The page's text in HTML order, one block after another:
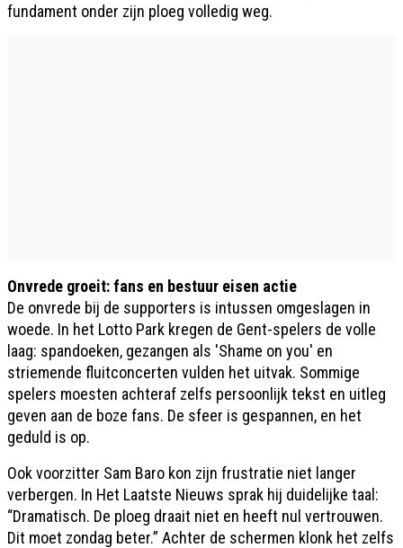
fundament onder zijn ploeg volledig weg.
Onvrede groeit: fans en bestuur eisen actie
De onvrede bij de supporters is intussen omgeslagen in
woede. In het Lotto Park kregen de Gent-spelers de volle
laag: spandoeken, gezangen als 'Shame on you' en
striemende fluitconcerten vulden het uitvak. Sommige
spelers moesten achteraf zelfs persoonlijk tekst en uitleg
geven aan de boze fans. De sfeer is gespannen, en het
geduld is op.
Ook voorzitter Sam Baro kon zijn frustratie niet langer
verbergen. In Het Laatste Nieuws sprak hij duidelijke taal:
“Dramatisch. De ploeg draait niet en heeft nul vertrouwen.
Dit moet zondag beter.” Achter de schermen klonk het zelfs